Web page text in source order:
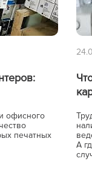
офисного
печатных
А